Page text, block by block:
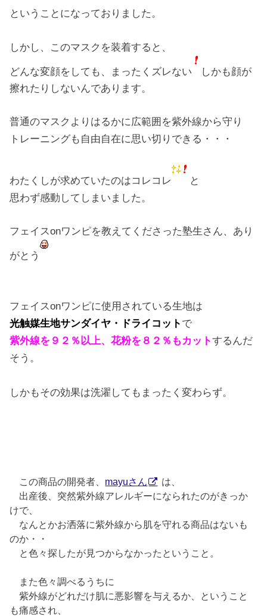
ということになっておりました。
しかし、このマスクを装着すると、
どんな変顔をしても、まったくズレない
しかも顔が
擦れたりしないんであります。
普通のマスクよりはるかに広範囲を紫外線から守り
トレーニングも自由自在に思い切りできる・・・
わたくしが求めていたのはコレコレ
と
思わず感動してしまいました。
フェイスonワンピを教えてくださった塾生さん、あり
がとう
フェイスonワンピに使用されている生地は
光触媒生地サンダイヤ・ドライコット で
紫外線を９２％以上、花粉を８２％もカットするんだ
そう。
しかもその効果は洗濯してもまったく変わらず。
この商品の開発者、 mayuさん
は、
出産後、突然紫外線アレルギーになられたのがきっか
けで、
なんとかお洒落に紫外線から肌を守れる商品はないも
のか・・
と色々探したが見つからなかったということ。
また色々調べるうちに
紫外線がどれだけ肌に悪影響を与えるか、ということ
も痛感され、